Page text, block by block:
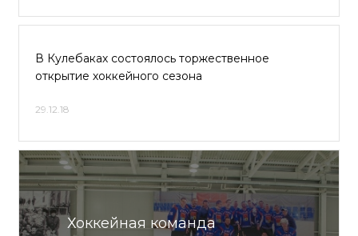
В Кулебаках состоялось торжественное
открытие хоккейного сезона
29.12.18
Хоккейная команда